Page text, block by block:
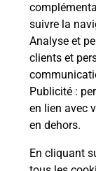
suivre la
Analyse et
clients et
Publicité :
en lien avec
en dehors.
En cliquant
Comment
à votre
Puis-je
avec La
conditions